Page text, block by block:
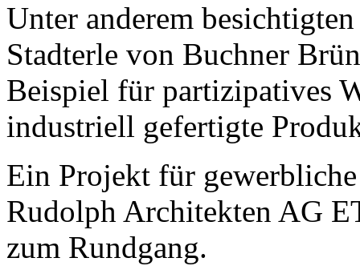
Unter anderem
Stadterle von Buchner
Beispiel für partizipatives
industriell gefertigte
Ein Projekt für
Rudolph Architekten AG
zum Rundgang.